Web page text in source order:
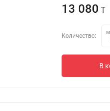
13 080 T
Количество:
В